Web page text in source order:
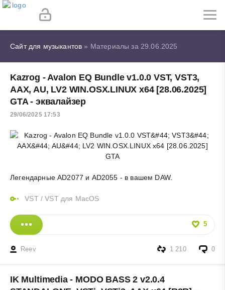
Сайт для музыкантов » Материалы за 29.06.2025
Kazrog - Avalon EQ Bundle v1.0.0 VST, VST3,
AAX, AU, LV2 WIN.OSX.LINUX х64 [28.06.2025]
GTA - эквалайзер
29/06/2025 17:53
Легендарные AD2077 и AD2055 - в вашем DAW.
VST/VST для MacOS
5
Reev 0
1 210
IK Multimedia - MODO BASS 2 v2.0.4